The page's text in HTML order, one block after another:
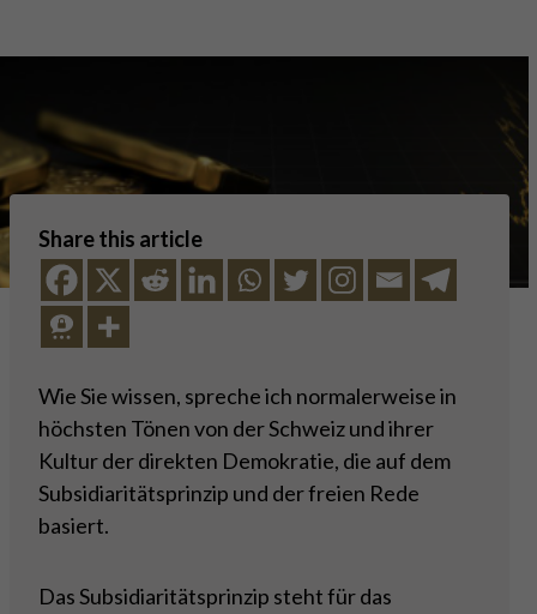
Share this article
Wie Sie wissen, spreche ich normalerweise in
höchsten Tönen von der Schweiz und ihrer
Kultur der direkten Demokratie, die auf dem
Subsidiaritätsprinzip und der freien Rede
basiert.
Das Subsidiaritätsprinzip steht für das